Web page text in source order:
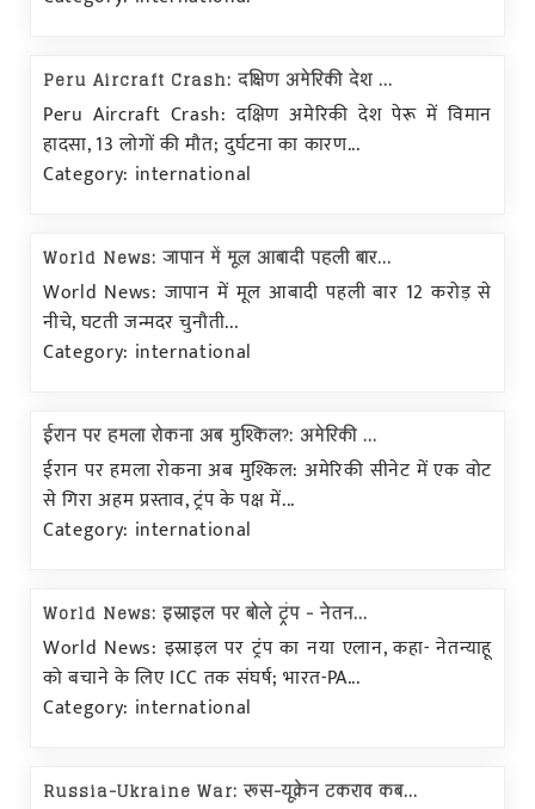
Peru Aircraft Crash: दक्षिण अमेरिकी देश ...
Peru Aircraft Crash: दक्षिण अमेरिकी देश पेरू में विमान
हादसा, 13 लोगों की मौत; दुर्घटना का कारण...
Category: international
World News: जापान में मूल आबादी पहली बार...
World News: जापान में मूल आबादी पहली बार 12 करोड़ से
नीचे, घटती जन्मदर चुनौती...
Category: international
ईरान पर हमला रोकना अब मुश्किल?: अमेरिकी ...
ईरान पर हमला रोकना अब मुश्किल: अमेरिकी सीनेट में एक वोट
से गिरा अहम प्रस्ताव, ट्रंप के पक्ष में...
Category: international
World News: इस्राइल पर बोले ट्रंप - नेतन...
World News: इस्राइल पर ट्रंप का नया एलान, कहा- नेतन्याहू
को बचाने के लिए ICC तक संघर्ष; भारत-PA...
Category: international
Russia-Ukraine War: रूस-यूक्रेन टकराव कब...